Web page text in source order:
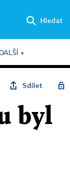
Hledat
DALŠÍ
Sdílet
byl